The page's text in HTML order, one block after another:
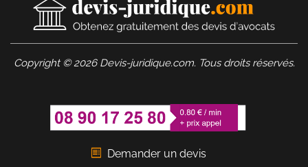
Copyright © 2026 Devis-juridique.com. Tous droits réservés.
Demander un devis